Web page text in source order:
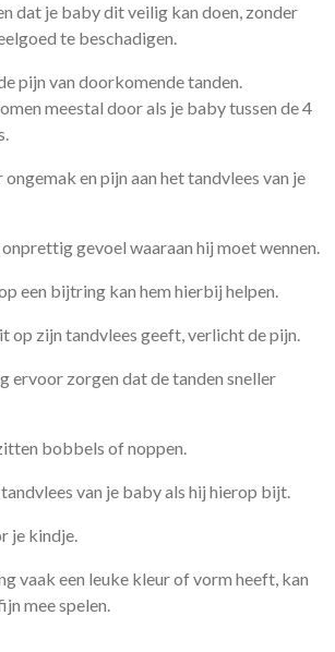
dat je baby dit veilig kan doen, zonder
te beschadigen.
pijn van doorkomende tanden.
meestal door als je baby tussen de 4
en pijn aan het tandvlees van je
onprettig gevoel waaraan hij moet wennen.
een bijtring kan hem hierbij helpen.
op zijn tandvlees geeft, verlicht de pijn.
ervoor zorgen dat de tanden sneller
bobbels of noppen.
van je baby als hij hierop bijt.
je kindje.
vaak een leuke kleur of vorm heeft, kan
mee spelen.